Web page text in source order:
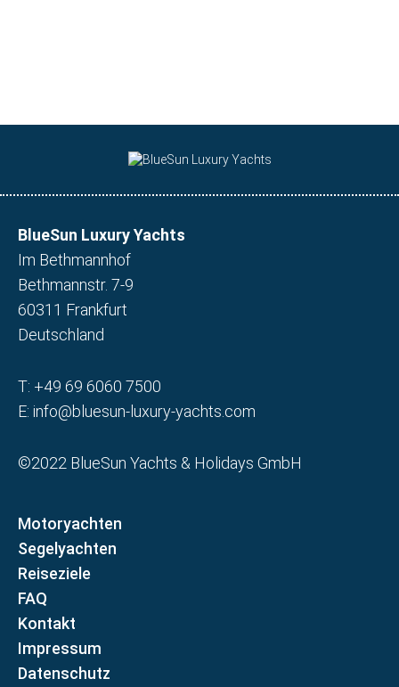
BlueSun Luxury Yachts
Im Bethmannhof
Bethmannstr. 7-9
60311 Frankfurt
Deutschland
T: +49 69 6060 7500
E: info@bluesun-luxury-yachts.com
©2022 BlueSun Yachts & Holidays GmbH
Motoryachten
Segelyachten
Reiseziele
FAQ
Kontakt
Impressum
Datenschutz